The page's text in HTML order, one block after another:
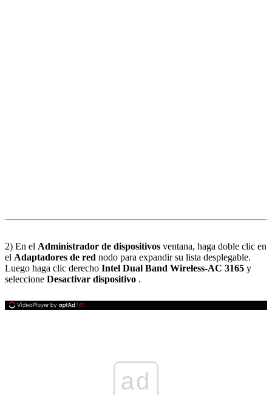
2) En el Administrador de dispositivos ventana, haga doble clic en
el Adaptadores de red nodo para expandir su lista desplegable.
Luego haga clic derecho Intel Dual Band Wireless-AC 3165 y
seleccione Desactivar dispositivo .
ad